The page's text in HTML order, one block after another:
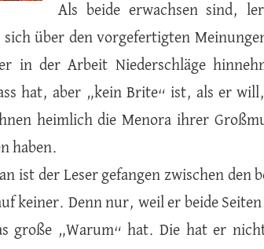
Als beide erwachsen sind,
sich über den vorgefertigten
in der Arbeit Niederschläge
hat, aber „kein Brite“ ist, als er
heimlich die Menora ihrer
haben.
ist der Leser gefangen zwischen den
keiner. Denn nur, weil er beide
große „Warum“ hat. Die hat er